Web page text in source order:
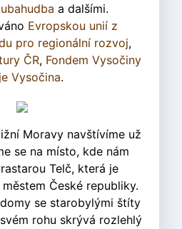
a dalšími.
Evropskou unií z
pro regionální rozvoj,
ČR, Fondem Vysočiny
Vysočina.
Moravy navštívíme už
se na místo, kde nám
Telč, která je
České republiky.
se starobylými štíty
rohu skrývá rozlehlý